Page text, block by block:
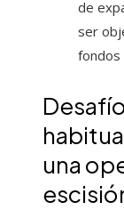
de
ser
fondos
una